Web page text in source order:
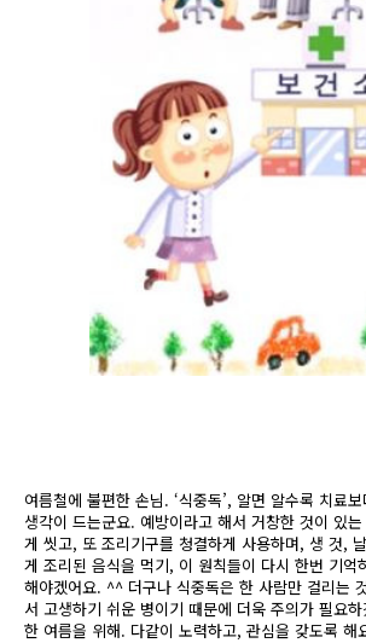
여름철에 불편한 손님. ‘식중독’, 알면 알수록 치료
생각이 드는군요. 예방이라고 해서 거창한 것이 있
게 씻고, 또 조리기구를 청결하게 사용하며, 생 것,
게 조리된 음식을 먹기, 이 원칙들이 다시 한번 기억
해야겠어요. ^^ 더구나 식중독은 한 사람만 걸리는
서 고생하기 쉬운 병이기 때문에 더욱 주의가 필요
한 여름을 위해. 다같이 노력하고, 관심을 갖도록 해